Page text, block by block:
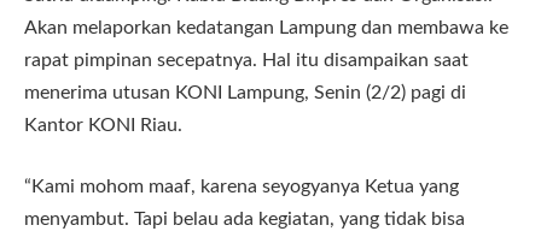
Akan melaporkan kedatangan Lampung dan membawa ke
rapat pimpinan secepatnya. Hal itu disampaikan saat
menerima utusan KONI Lampung, Senin (2/2) pagi di
Kantor KONI Riau.
“Kami mohom maaf, karena seyogyanya Ketua yang
menyambut. Tapi belau ada kegiatan, yang tidak bisa